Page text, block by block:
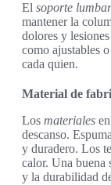
El soporte lumbar
mantener la
dolores y
como ajustables
cada quien.
Material de
Los materiales
descanso.
y duradero. Los
calor. Una buena
y la durabilidad